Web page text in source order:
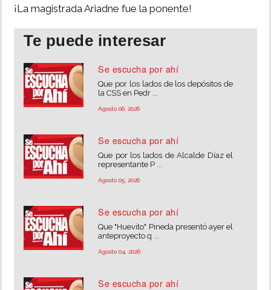
¡La magistrada Ariadne fue la ponente!
Te puede interesar
Se escucha por ahí
Que por los lados de los depósitos de
la CSS en Pedr ...
Agosto 06, 2026
Se escucha por ahí
Que por los lados de Alcalde Díaz el
representante P ...
Agosto 05, 2026
Se escucha por ahí
Que "Huevito" Pineda presentó ayer el
anteproyecto q ...
Agosto 04, 2026
Se escucha por ahí